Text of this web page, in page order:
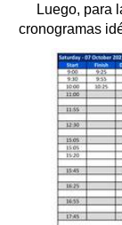
Luego, para
cronogramas